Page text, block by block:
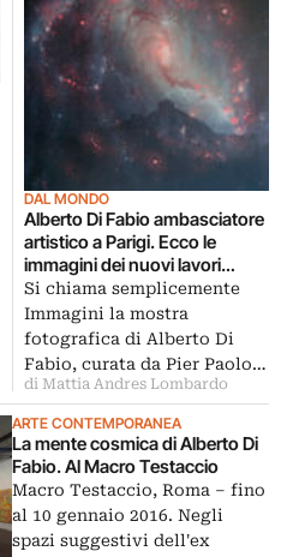
DAL MONDO
Alberto Di Fabio ambasciatore
artistico a Parigi. Ecco le
immagini dei nuovi lavori
fotografici in mostra
all’ambasciata italiana della
capitale francese
Si chiama semplicemente
Immagini la mostra
fotografica di Alberto Di
Fabio, curata da Pier Paolo…
di Mattia Andres Lombardo
ARTE CONTEMPORANEA
La mente cosmica di Alberto Di
Fabio. Al Macro Testaccio
Macro Testaccio, Roma – fino
al 10 gennaio 2016. Negli
spazi suggestivi dell'ex